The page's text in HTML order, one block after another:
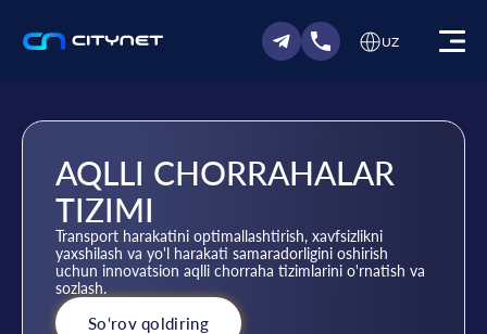
UZ
AQLLI CHORRAHALAR
TIZIMI
Transport harakatini optimallashtirish, xavfsizlikni
yaxshilash va yo'l harakati samaradorligini oshirish
uchun innovatsion aqlli chorraha tizimlarini o'rnatish va
sozlash.
So‘rov qoldiring